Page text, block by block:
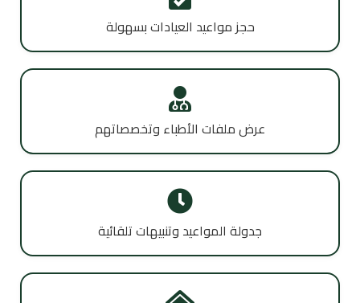
حجز مواعيد العيادات بسهولة
عرض ملفات الأطباء وتخصصاتهم
جدولة المواعيد وتنبيهات تلقائية